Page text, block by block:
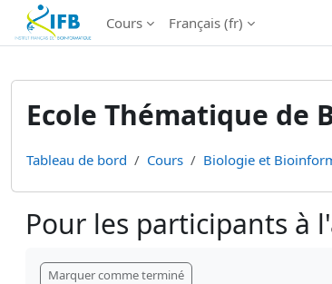
Institut Français de Bioinformatique - Les formations
Passer au contenu principal
Cours Français ‎(fr)‎
Ecole Thématique de
Tableau de bord Cours Biologie et
Pour les participants à
Marquer comme terminé